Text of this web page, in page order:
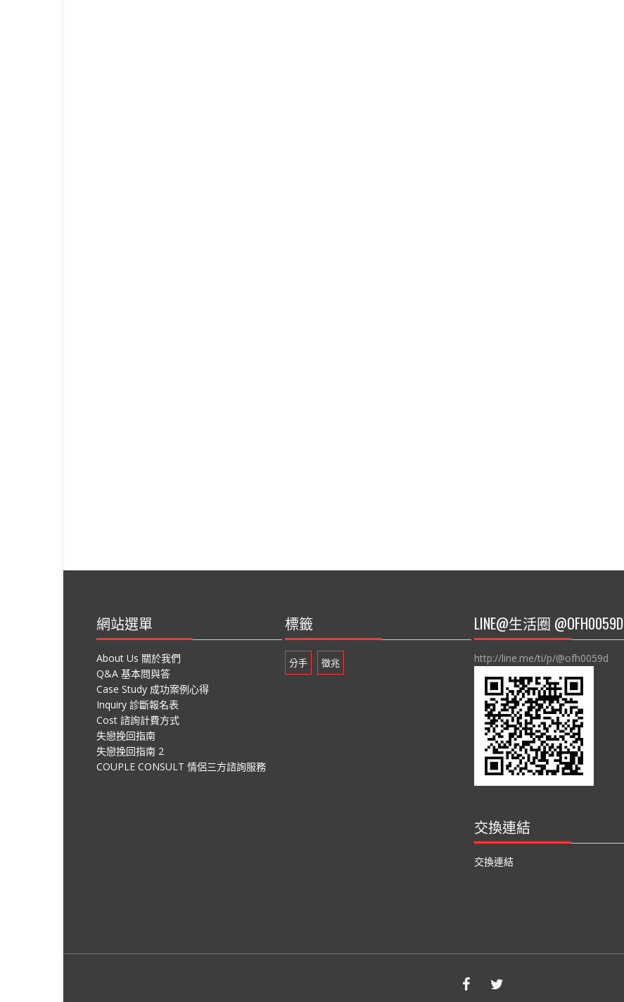
網站選單
About Us 關於我們
Q&A 基本問與答
Case Study 成功案例心得
Inquiry 診斷報名表
Cost 諮詢計費方式
失戀挽回指南
失戀挽回指南 2
COUPLE CONSULT 情侶三方諮詢服務
標籤
分手 徵兆
LINE@生活圈 @OFH0059D
http://line.me/ti/p/@ofh0059d
交換連結
交換連結